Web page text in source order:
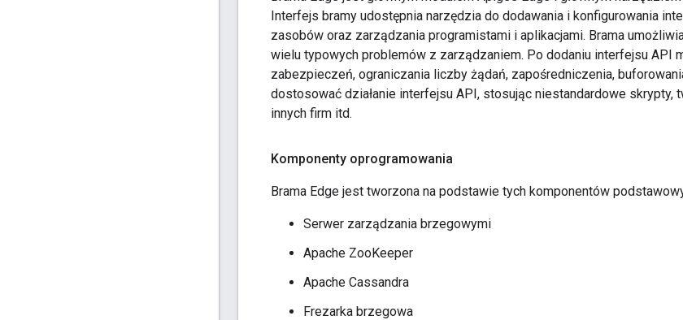
Interfejs bramy udostępnia narzędzia do dodawania i konfigurowania
zasobów oraz zarządzania programistami i aplikacjami. Brama
wielu typowych problemów z zarządzaniem. Po dodaniu interfejsu
zabezpieczeń, ograniczania liczby żądań, zapośredniczenia,
dostosować działanie interfejsu API, stosując niestandardowe skrypty,
innych firm itd.
Komponenty oprogramowania
Brama Edge jest tworzona na podstawie tych komponentów
Serwer zarządzania brzegowymi
Apache ZooKeeper
Apache Cassandra
Frezarka brzegowa